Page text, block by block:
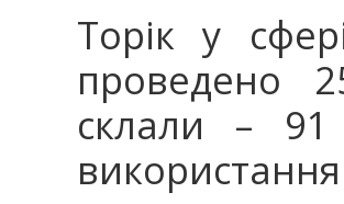
Торік у
проведено
склали –